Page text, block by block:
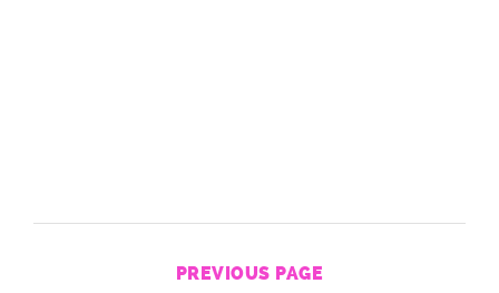
PREVIOUS PAGE